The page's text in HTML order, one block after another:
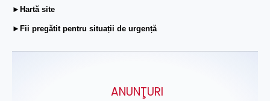
►Hartă site
►Fii pregătit pentru situații de urgență
ANUNŢURI